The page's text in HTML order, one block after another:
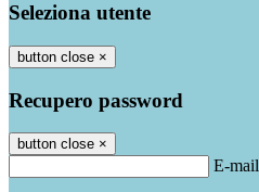
Seleziona utente
button close ×
Recupero password
button close ×
E-mail